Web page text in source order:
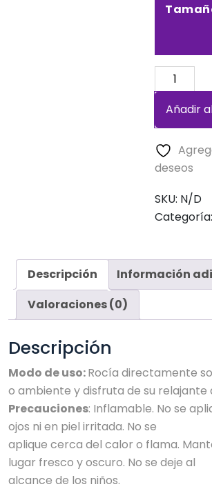
Corporal
Mandala
cantidad
Añadir
deseos
SKU: N/D
Categoría:
Descripción
Información
Valoraciones (0)
Descripción
Modo de uso:Rocía directamente
o ambiente y disfruta de su relajante
Precauciones: Inflamable. No se
ojos ni en piel irritada. No se
aplique cerca del calor o flama.
lugar fresco y oscuro. No se deje al
alcance de los niños.